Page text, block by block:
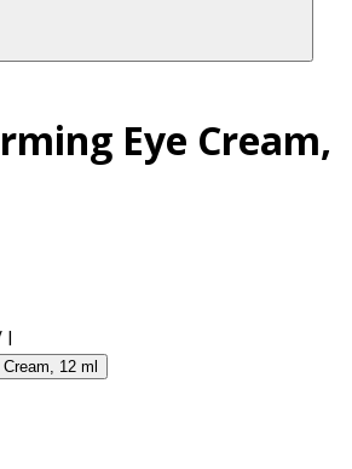
Eye Cream,
l
12 ml